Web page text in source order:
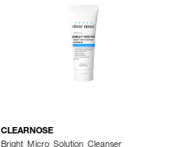
CLEARNOSE
Bright Micro Solution Cleanser